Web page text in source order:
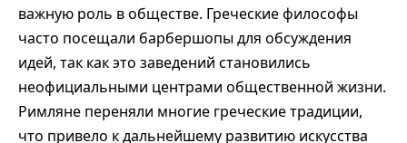
важную роль в обществе. Греческие философы
часто посещали барбершопы для обсуждения
идей, так как это заведений становились
неофициальными центрами общественной жизни.
Римляне переняли многие греческие традиции,
что привело к дальнейшему развитию искусства